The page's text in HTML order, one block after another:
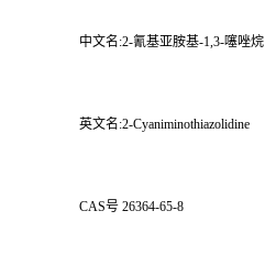
中文名:2-氰基亚胺基-1,3-噻唑烷
英文名:2-Cyaniminothiazolidine
CAS号 26364-65-8